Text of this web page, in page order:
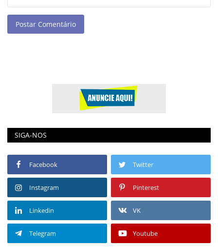
Postar Comentário
SIGA-NOS
Facebook Twitter
Instagram Pinterest
Linkedin VK
Telegram Youtube